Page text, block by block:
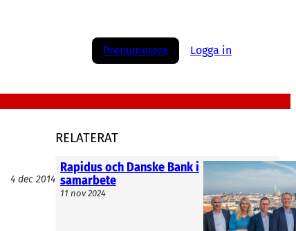
Prenumerera Logga in
4 dec 2014
RELATERAT
Rapidus och Danske Bank i
samarbete
11 nov 2024